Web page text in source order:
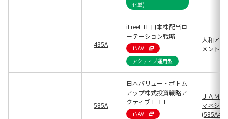
化型)
- 435A
iFreeETF 日本株配当ロ
ーテーション戦略
iNAV
アクティブ運用型
大和ア
メント
- 585A
日本バリュー・ボトム
アップ株式投資戦略ア
クティブＥＴＦ
iNAV
ＪＡＭ
マネジメ
(585A4)